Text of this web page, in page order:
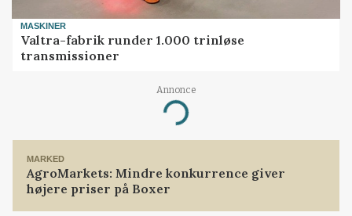
MASKINER
Valtra-fabrik runder 1.000 trinløse
transmissioner
Annonce
Loading...
MARKED
AgroMarkets: Mindre konkurrence giver
højere priser på Boxer